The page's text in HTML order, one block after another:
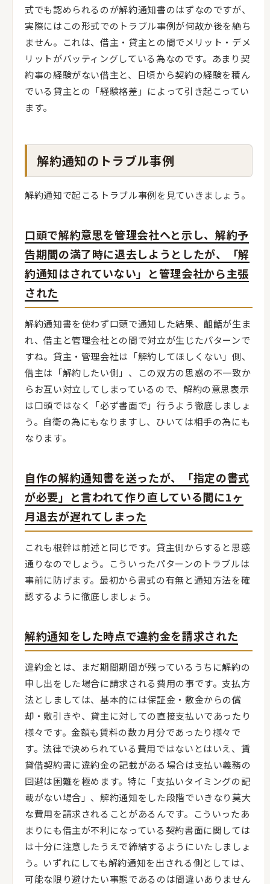
式でも認められるのが解約通知書のはずなのですが、
実際にはこの形式でのトラブル事例が何故か後を絶ち
ません。これは、借主・貸主との間でメリット・デメ
リットがバッティングしている為なのです。あまり契
約事の経験がない借主と、日頃から契約の経験を積ん
でいる貸主との「経験格差」によって引き起こってい
ます。
解約通知のトラブル事例
解約通知で起こるトラブル事例を見ていきましょう。
口頭で解約意思を管理会社へと示し、解約予
告期間の満了時に退去しようとしたが、「解
約通知はされていない」と管理会社から主張
された
解約通知書を使わず口頭で通知した結果、齟齬が生ま
れ、借主と管理会社との間で対立が生じたパターンで
すね。貸主・管理会社は「解約してほしくない」側、
借主は「解約したい側」、この双方の思惑の不一致か
らお互い対立してしまっているので、解約の意思表示
は口頭ではなく「必ず書面で」行うよう徹底しましょ
う。自衛の為にもなりますし、ひいては相手の為にも
なります。
自作の解約通知書を送ったが、「指定の書式
が必要」と言われて作り直している間に1ヶ
月退去が遅れてしまった
これも根幹は前述と同じです。貸主側からすると思惑
通りなのでしょう。こういったパターンのトラブルは
事前に防げます。最初から書式の有無と通知方法を確
認するように徹底しましょう。
解約通知をした時点で違約金を請求された
違約金とは、まだ期間期間が残っているうちに解約の
申し出をした場合に請求される費用の事です。支払方
法としましては、基本的には保証金・敷金からの償
却・敷引きや、貸主に対しての直接支払いであったり
様々です。金額も賃料の数カ月分であったり様々で
す。法律で決められている費用ではないとはいえ、賃
貸借契約書に違約金の記載がある場合は支払い義務の
回避は困難を極めます。特に「支払いタイミングの記
載がない場合」、解約通知をした段階でいきなり莫大
な費用を請求されることがあるんです。こういったあ
まりにも借主が不利になっている契約書面に関しては
は十分に注意したうえで締結するようにいたしましょ
う。いずれにしても解約通知を出される側としては、
可能な限り避けたい事態であるのは間違いありません